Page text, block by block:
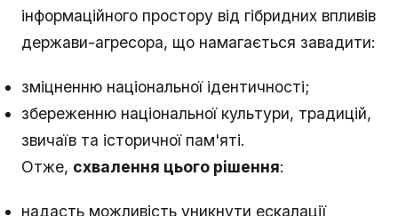
інформаційного простору від гібридних впливів
держави-агресора, що намагається завадити:
зміцненню національної ідентичності;
збереженню національної культури, традицій,
звичаїв та історичної пам'яті.
Отже, схвалення цього рішення:
надасть можливість уникнути ескалації